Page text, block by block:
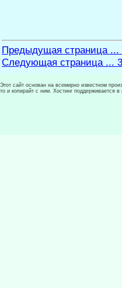
Предыдущая страница ...
Следующая страница ...
Этот сайт основан на всемирно известном
то и копирайт с ним. Хостинг поддерживается